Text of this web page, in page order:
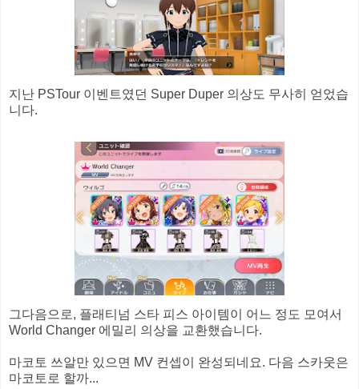
지난 PSTour 이벤트였던 Super Duper 의상도 무사히 얻었습
니다.
그다음으로, 플래티넘 스타 피스 아이템이 어느 정도 모여서
World Changer 에밀리 의상을 교환했습니다.
마코토 쓰알만 있으면 MV 컨셉이 완성되네요. 다음 스카웃은
마코토로 할까...